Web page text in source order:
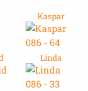
Kaspar
Linda